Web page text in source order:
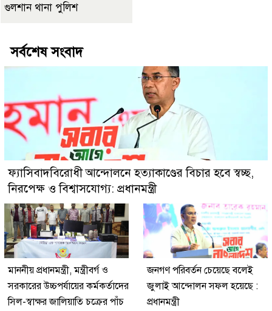
গুলশান থানা পুলিশ
সর্বশেষ সংবাদ
ফ্যাসিবাদবিরোধী আন্দোলনে হত্যাকাণ্ডের বিচার হবে স্বচ্ছ,
নিরপেক্ষ ও বিশ্বাসযোগ্য: প্রধানমন্ত্রী
মাননীয় প্রধানমন্ত্রী, মন্ত্রীবর্গ ও
সরকারের উচ্চপর্যায়ের কর্মকর্তাদের
সিল-স্বাক্ষর জালিয়াতি চক্রের পাঁচ
জনগণ পরিবর্তন চেয়েছে বলেই
জুলাই আন্দোলন সফল হয়েছে :
প্রধানমন্ত্রী